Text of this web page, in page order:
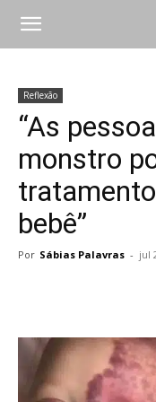
Reflexão
“As
monstro
bebê”
Por Sábias Palavras - jul